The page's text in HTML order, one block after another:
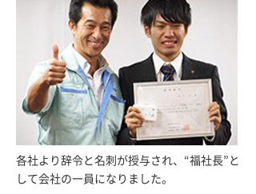
各社より辞令と名刺が授与され、“福社長”と
して会社の一員になりました。